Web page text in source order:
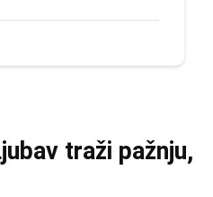
traži pažnju,